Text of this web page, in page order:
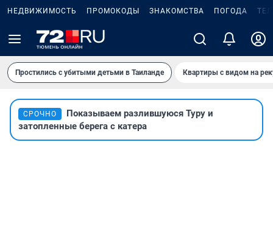
НЕДВИЖИМОСТЬ ПРОМОКОДЫ ЗНАКОМСТВА ПОГОДА
Простились с убитыми детьми в Таиланде Квартиры с видом на
СРОЧНО
Показываем разлившуюся Туру и
затопленные берега с катера